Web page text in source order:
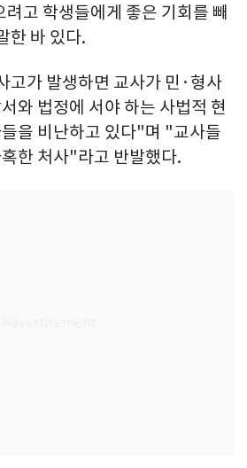
고 학생들에게 좋은 기회를 빼
한 바 있다.
고가 발생하면 교사가 민·형사
와 법정에 서야 하는 사법적 현
을 비난하고 있다"며 "교사들
한 처사"라고 반발했다.